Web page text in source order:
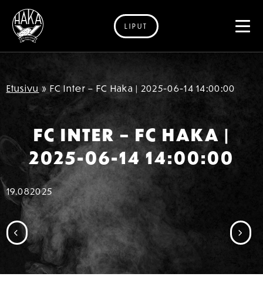
Siirry sisältöön
LIPUT
Etusivu » FC Inter – FC Haka | 2025-06-14 14:00:00
FC INTER – FC HAKA |
2025-06-14 14:00:00
19.082025
SIIRRY EDELLISEEN